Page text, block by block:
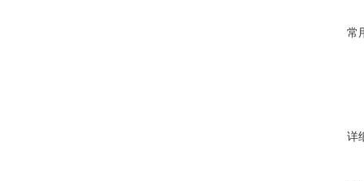
常
详